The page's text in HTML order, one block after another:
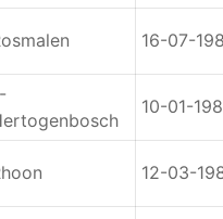
16-07-
10-01-
12-03-